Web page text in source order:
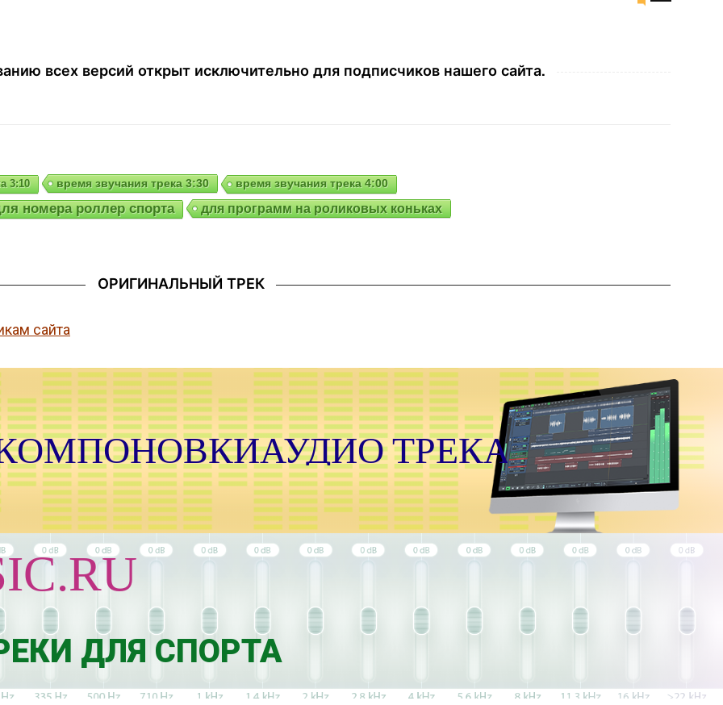
всех версий открыт исключительно для подписчиков нашего сайта.
3:10 время звучания трека 3:30 время звучания трека 4:00
номера роллер спорта для программ на роликовых коньках
ОРИГИНАЛЬНЫЙ ТРЕК
сайта
ТРЕКА
ДЛЯ СПОРТА
Й
И
Н
С
Т